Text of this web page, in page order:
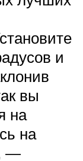
и
вы
на
на
—